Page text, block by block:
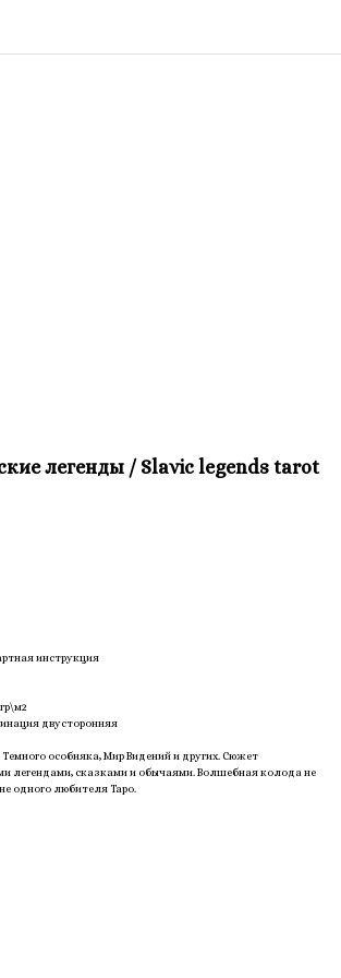
легенды / Slavic legends tarot
инструкция
двусторонняя
особняка, Мир Видений и других. Сюжет
легендами, сказками и обычаями. Волшебная колода не
одного любителя Таро.